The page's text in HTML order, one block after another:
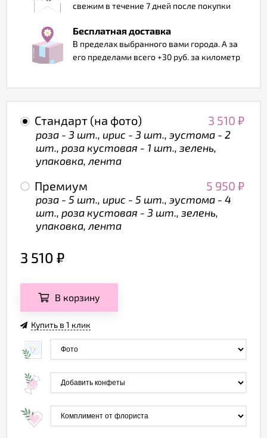
свежим в течение 7 дней после покупки
Бесплатная доставка
В пределах выбранного вами города. А за
его пределами всего +30 руб. за километр
Стандарт (на фото) 3 510 ₽
роза - 3 шт., ирис - 3 шт., эустома - 2
шт., роза кустовая - 1 шт., зелень,
упаковка, лента
Премиум 5 950 ₽
роза - 5 шт., ирис - 5 шт., эустома - 4
шт., роза кустовая - 3 шт., зелень,
упаковка, лента
3 510 ₽
В корзину
Купить в 1 клик